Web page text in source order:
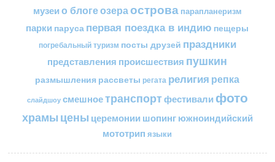
музеи о блогеозераострова парапланеризм
парки паруса первая поездка в индию пещеры
погребальный туризм посты друзей праздники
представления происшествия пушкин
размышления рассветы регата религия репка
слайдшоу смешноетранспортфестивали фото
храмы цены церемонии шопингюжноиндийский
мототрип языки